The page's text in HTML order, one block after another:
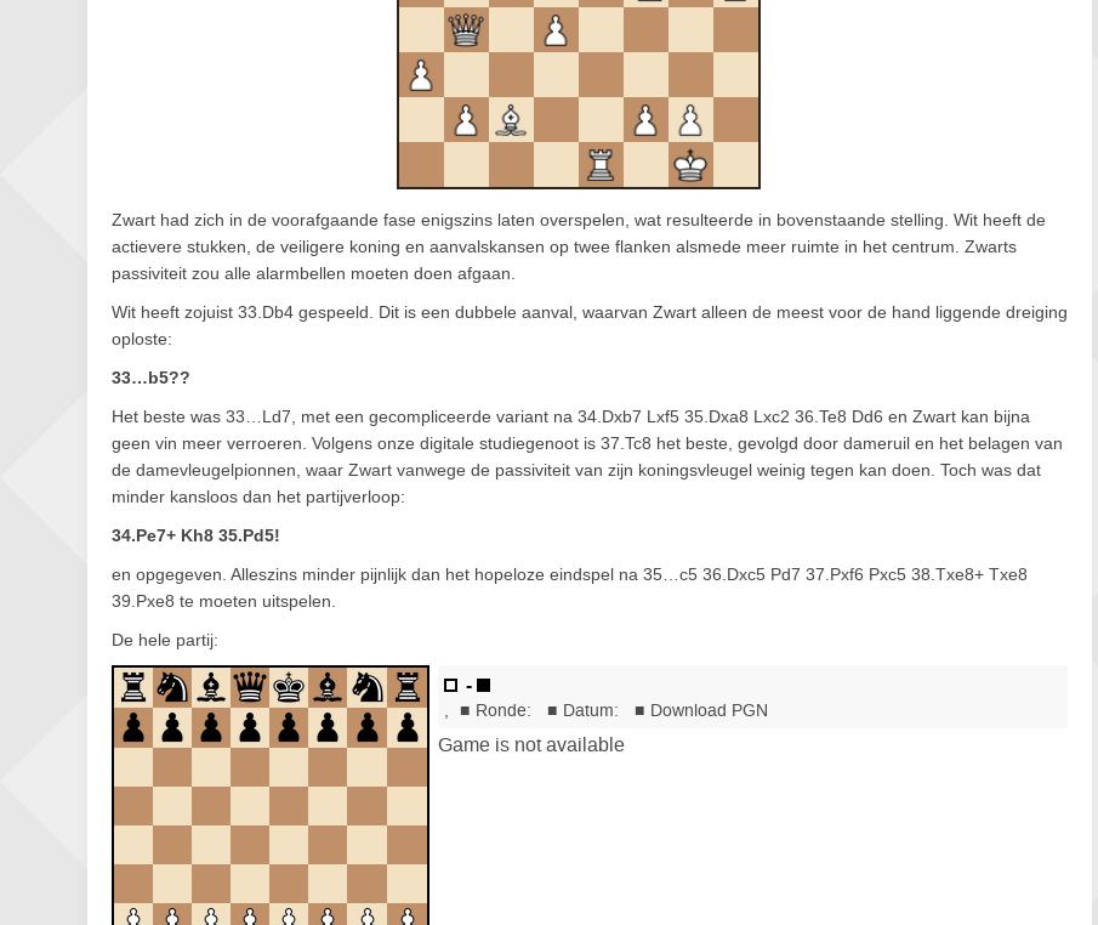
Zwart had zich in de voorafgaande fase enigszins laten overspelen, wat resulteerde in bovenstaande stelling. Wit heeft de
actievere stukken, de veiligere koning en aanvalskansen op twee flanken alsmede meer ruimte in het centrum. Zwarts
passiviteit zou alle alarmbellen moeten doen afgaan.
Wit heeft zojuist 33.Db4 gespeeld. Dit is een dubbele aanval, waarvan Zwart alleen de meest voor de hand liggende dreiging
oploste:
33…b5??
Het beste was 33…Ld7, met een gecompliceerde variant na 34.Dxb7 Lxf5 35.Dxa8 Lxc2 36.Te8 Dd6 en Zwart kan bijna
geen vin meer verroeren. Volgens onze digitale studiegenoot is 37.Tc8 het beste, gevolgd door dameruil en het belagen van
de damevleugelpionnen, waar Zwart vanwege de passiviteit van zijn koningsvleugel weinig tegen kan doen. Toch was dat
minder kansloos dan het partijverloop:
34.Pe7+ Kh8 35.Pd5!
en opgegeven. Alleszins minder pijnlijk dan het hopeloze eindspel na 35…c5 36.Dxc5 Pd7 37.Pxf6 Pxc5 38.Txe8+ Txe8
39.Pxe8 te moeten uitspelen.
De hele partij: